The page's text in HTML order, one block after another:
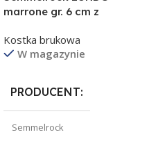
marrone gr. 6 cm z
Kostka brukowa
W magazynie
PRODUCENT
Semmelrock